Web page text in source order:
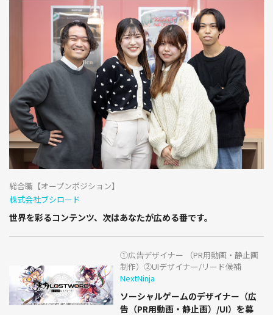
総合職【オープンポジション】
株式会社ブシロード
世界を彩るコンテンツ、次はあなたが広める番です。
①広告デザイナー （PR用動画・静止画
制作）②UIデザイナー/リード候補
NextNinja
ソーシャルゲームのデザイナー（広
告（PR用動画・静止画）/UI）を募